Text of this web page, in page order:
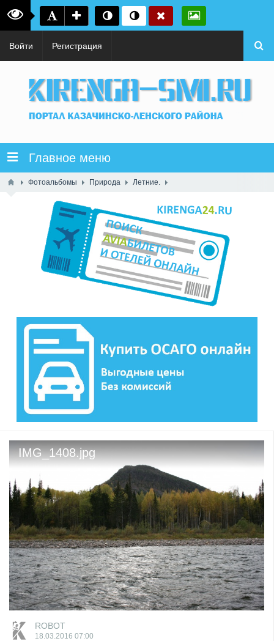
Войти Регистрация
Главное меню
Фотоальбомы Природа Летние.
IMG_1408.jpg
ROBOT
18.03.2016 07:00